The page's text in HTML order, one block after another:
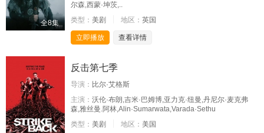
全8集
尔森,西蒙·坤茨,..
类型： 美剧 地区： 英国
立即播放 查看详情
反击第七季
导演： 比尔·艾格斯
主演： 沃伦·布朗,吉米·巴姆博,亚力克·纽曼,丹尼尔·麦克弗
森,雅丝曼.阿林,Alin·Sumarwata,Varada·Sethu
类型： 美剧 地区： 美国